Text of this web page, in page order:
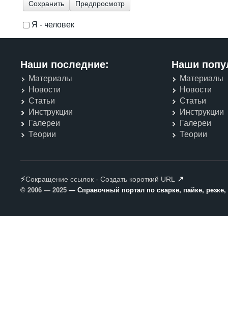
Я - человек
Наши последние:
Материалы
Новости
Статьи
Инструкции
Галереи
Теории
Наши
Материалы
Новости
Статьи
Инструкции
Галереи
Теории
⚡Сокращение ссылок - Создать короткий URL ↗
© 2006 — 2025 — Справочный портал по сварке, пайке,